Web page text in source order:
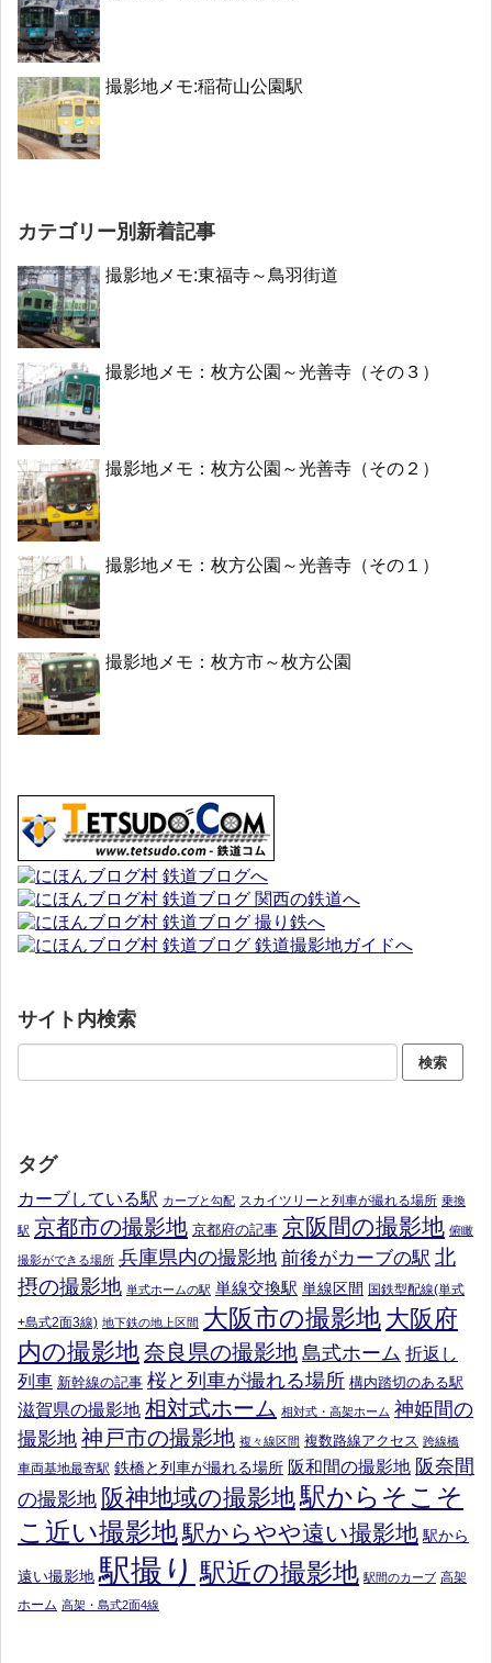
撮影地メモ:稲荷山公園駅
カテゴリー別新着記事
撮影地メモ:東福寺～鳥羽街道
撮影地メモ：枚方公園～光善寺（その３）
撮影地メモ：枚方公園～光善寺（その２）
撮影地メモ：枚方公園～光善寺（その１）
撮影地メモ：枚方市～枚方公園
サイト内検索
タグ
カーブしている駅 カーブと勾配 スカイツリーと列車が撮れる場所 乗換
駅 京都市の撮影地 京都府の記事 京阪間の撮影地 俯瞰
撮影ができる場所 兵庫県内の撮影地 前後がカーブの駅 北
摂の撮影地 単式ホームの駅 単線交換駅 単線区間 国鉄型配線(単式
+島式2面3線) 地下鉄の地上区間 大阪市の撮影地 大阪府
内の撮影地奈良県の撮影地 島式ホーム 折返し
列車 新幹線の記事 桜と列車が撮れる場所 構内踏切のある駅
滋賀県の撮影地 相対式ホーム 相対式・高架ホーム 神姫間の
撮影地神戸市の撮影地 複々線区間 複数路線アクセス 跨線橋
車両基地最寄駅 鉄橋と列車が撮れる場所 阪和間の撮影地 阪奈間
の撮影地 阪神地域の撮影地駅からそこそ
こ近い撮影地駅からやや遠い撮影地 駅から
遠い撮影地 駅撮り 駅近の撮影地 駅間のカーブ 高架
ホーム 高架・島式2面4線